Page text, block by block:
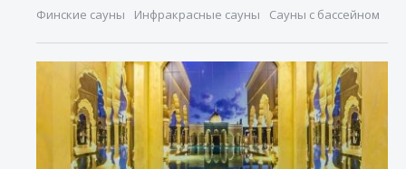
Финские сауны
Инфракрасные сауны Сауны с бассейном